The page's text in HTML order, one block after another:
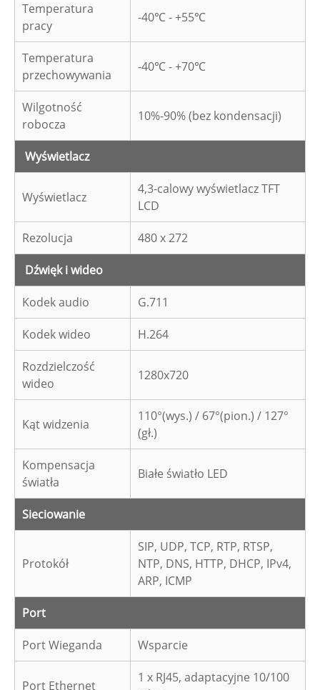
Temperatura
pracy
-40℃ - +55℃
Temperatura
przechowywania
-40℃ - +70℃
Wilgotność
robocza
10%-90% (bez kondensacji)
Wyświetlacz
Wyświetlacz
4,3-calowy wyświetlacz TFT
LCD
Rezolucja 480 x 272
Dźwięk i wideo
Kodek audio G.711
Kodek wideo H.264
Rozdzielczość
wideo
1280x720
Kąt widzenia
110°(wys.) / 67°(pion.) / 127°
(gł.)
Kompensacja
światła
Białe światło LED
Sieciowanie
Protokół
SIP, UDP, TCP, RTP, RTSP,
NTP, DNS, HTTP, DHCP, IPv4,
ARP, ICMP
Port
Port Wieganda Wsparcie
Port Ethernet
1 x RJ45, adaptacyjne 10/100